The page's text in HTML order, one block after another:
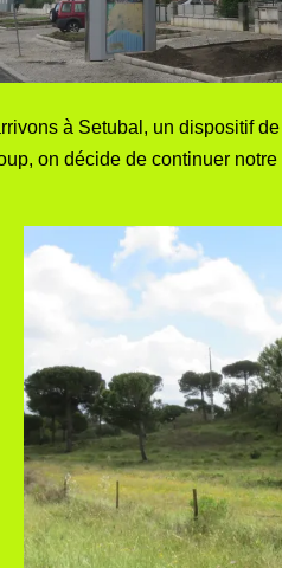
à Setubal, un dispositif de
on décide de continuer